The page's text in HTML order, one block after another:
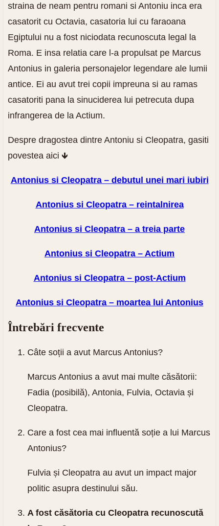
straina de neam pentru romani si Antoniu inca era
casatorit cu Octavia, casatoria lui cu faraoana
Egiptului nu a fost niciodata recunoscuta legal la
Roma. E insa relatia care l-a propulsat pe Marcus
Antonius in galeria personajelor legendare ale lumii
antice. Ei au avut trei copii impreuna si au ramas
casatoriti pana la sinuciderea lui petrecuta dupa
infrangerea de la Actium.
Despre dragostea dintre Antoniu si Cleopatra, gasiti
povestea aici 🡻
Antonius si Cleopatra – debutul unei mari iubiri
Antonius si Cleopatra – reintalnirea
Antonius si Cleopatra – a treia parte
Antonius si Cleopatra – Actium
Antonius si Cleopatra – post-Actium
Antonius si Cleopatra – moartea lui Antonius
Întrebări frecvente
Câte soții a avut Marcus Antonius?
Marcus Antonius a avut mai multe căsătorii:
Fadia (posibilă), Antonia, Fulvia, Octavia și
Cleopatra.
Care a fost cea mai influentă soție a lui Marcus
Antonius?
Fulvia și Cleopatra au avut un impact major
politic asupra destinului său.
A fost căsătoria cu Cleopatra recunoscută